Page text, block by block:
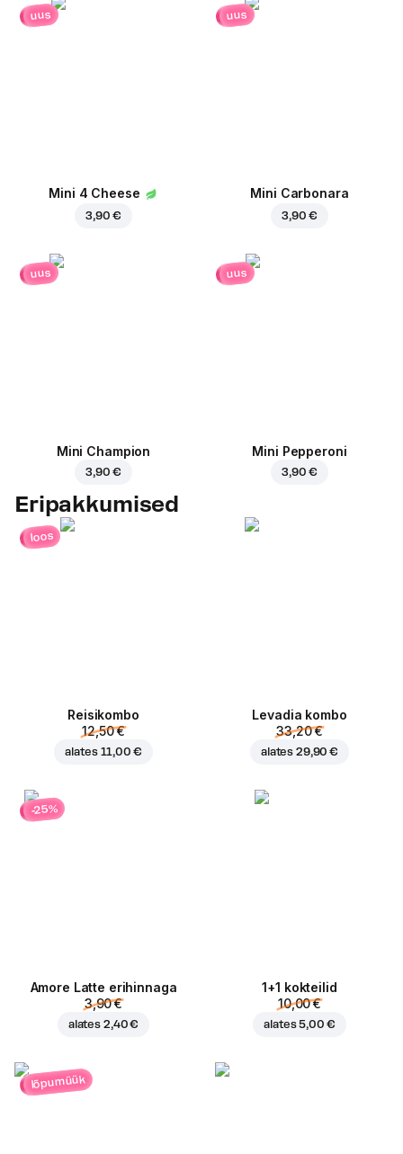
uus
Mini 4 Cheese
3,90 €
uus
Mini Carbonara
3,90 €
uus
Mini Champion
3,90 €
uus
Mini Pepperoni
3,90 €
Eripakkumised
loos
Reisikombo
12,50 €
alates 11,00 €
Levadia kombo
33,20 €
alates 29,90 €
-25%
Amore Latte erihinnaga
3,90 €
alates 2,40 €
1+1 kokteilid
10,00 €
alates5,00 €
lõpumüük